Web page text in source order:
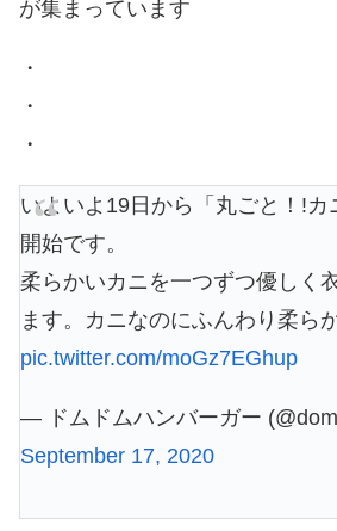
が集まっています
・
・
・
いよいよ19日から「丸ごと！!カ
開始です。
柔らかいカニを一つずつ優しく
ます。カニなのにふんわり柔ら
pic.twitter.com/moGz7EGhup
— ドムドムハンバーガー
September 17, 2020